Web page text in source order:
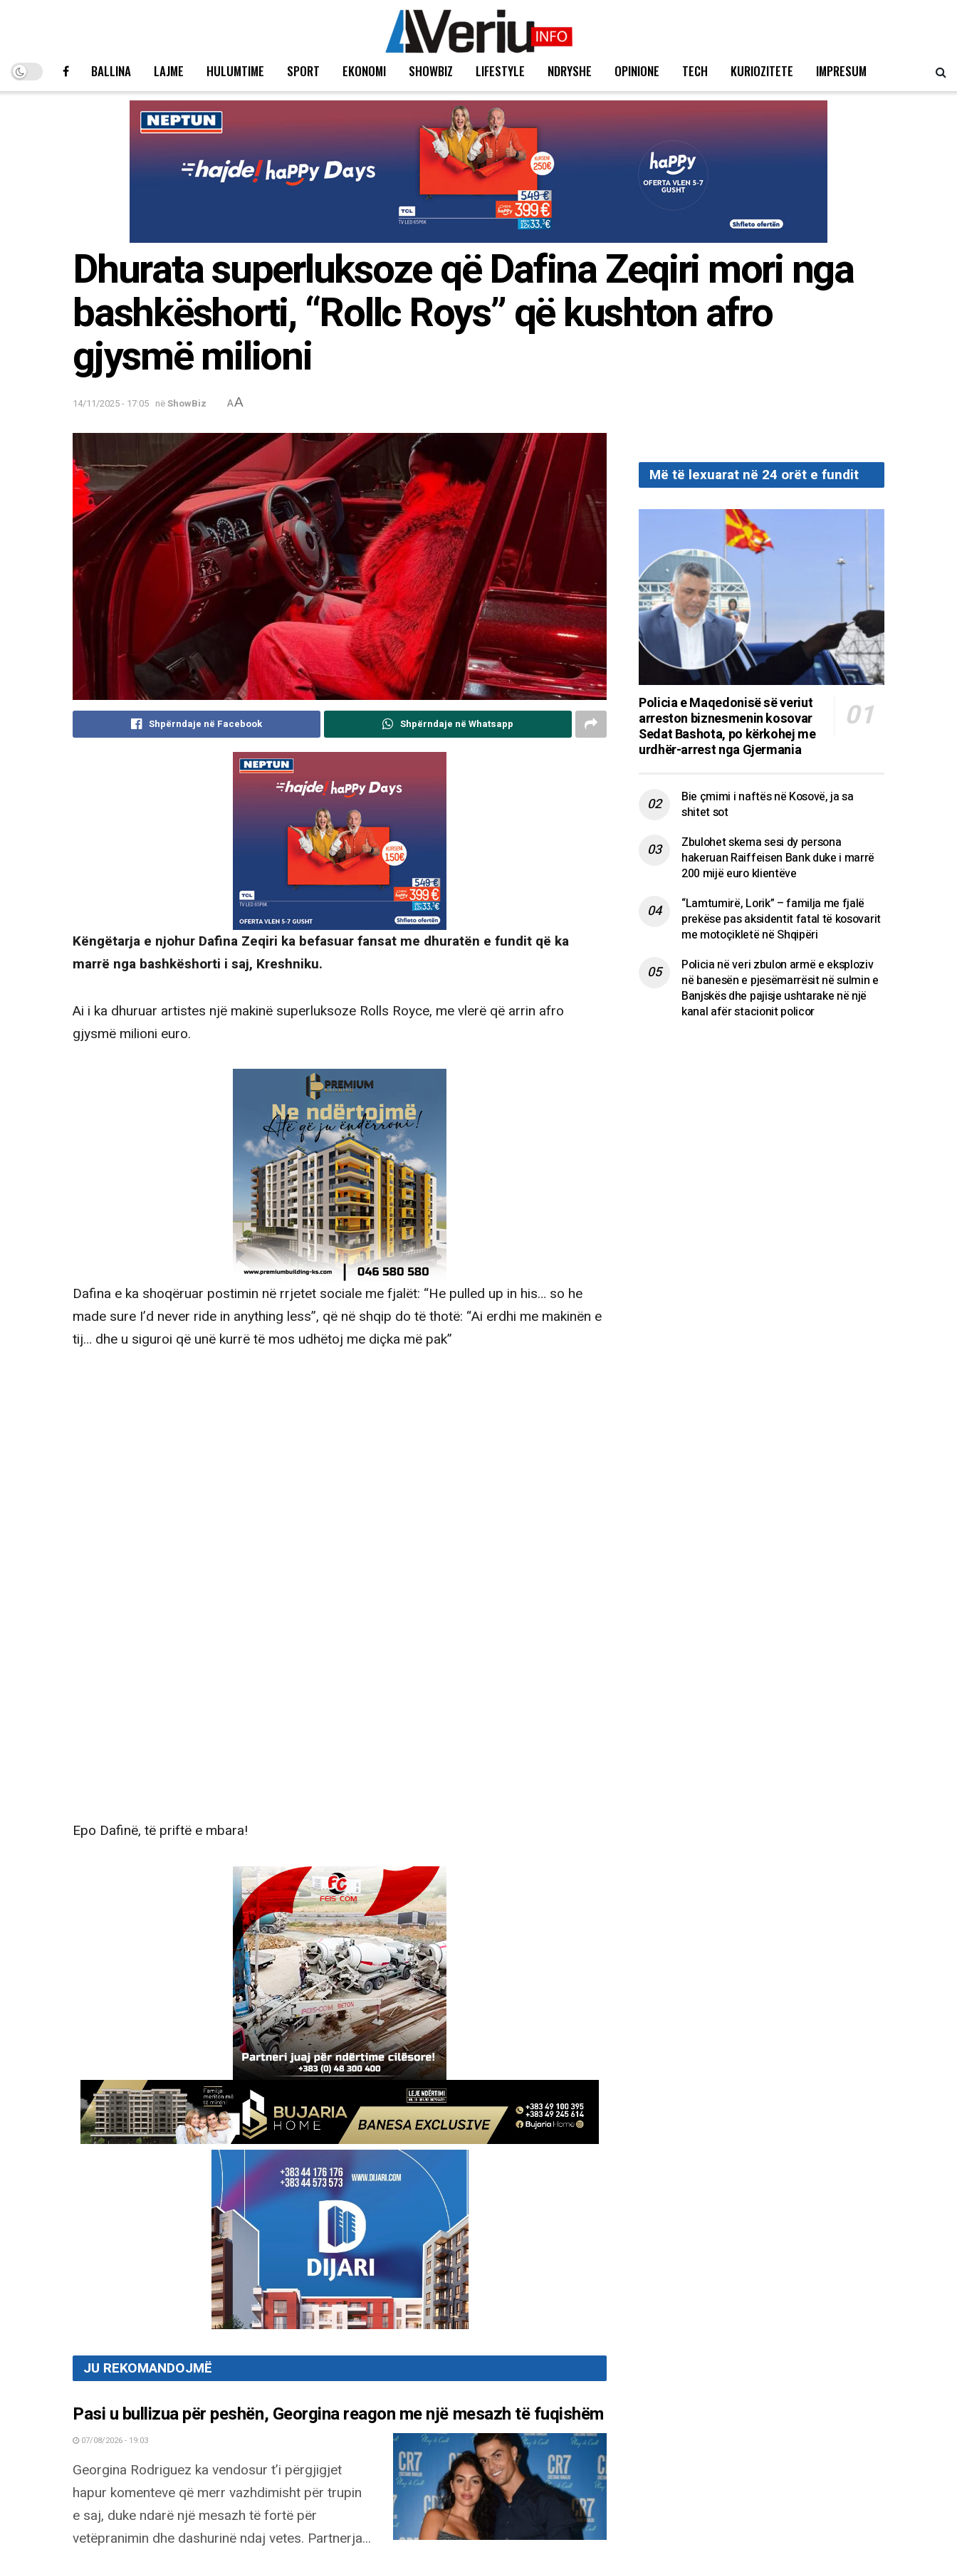
BALLINA LAJME HULUMTIME SPORT EKONOMI SHOWBIZ LIFESTYLE NDRYSHE OPINIONE TECH KURIOZITETE IMPRESUM
Dhurata superluksoze që Dafina Zeqiri mori nga
bashkëshorti, “Rollc Roys” që kushton afro
gjysmë milioni
14/11/2025 - 17:05 nëShowBiz AA
Shpërndaje në Facebook Shpërndaje në Whatsapp
Këngëtarja e njohur Dafina Zeqiri ka befasuar fansat me dhuratën e fundit që ka
marrë nga bashkëshorti i saj, Kreshniku.
Ai i ka dhuruar artistes një makinë superluksoze Rolls Royce, me vlerë që arrin afro
gjysmë milioni euro.
Dafina e ka shoqëruar postimin në rrjetet sociale me fjalët: “He pulled up in his… so he
made sure I’d never ride in anything less”, që në shqip do të thotë: “Ai erdhi me makinën e
tij… dhe u siguroi që unë kurrë të mos udhëtoj me diçka më pak”
Epo Dafinë, të priftë e mbara!
JU REKOMANDOJMË
Pasi u bullizua për peshën, Georgina reagon me një mesazh të fuqishëm
07/08/2026 - 19:03
Georgina Rodriguez ka vendosur t’i përgjigjet
hapur komenteve që merr vazhdimisht për trupin
e saj, duke ndarë një mesazh të fortë për
vetëpranimin dhe dashurinë ndaj vetes. Partnerja...
Më të lexuarat në 24 orët e fundit
Policia e Maqedonisë së veriut
arreston biznesmenin kosovar
Sedat Bashota, po kërkohej me
urdhër-arrest nga Gjermania
Bie çmimi i naftës në Kosovë, ja sa
shitet sot
Zbulohet skema sesi dy persona
hakeruan Raiffeisen Bank duke i marrë
200 mijë euro klientëve
“Lamtumirë, Lorik” – familja me fjalë
prekëse pas aksidentit fatal të kosovarit
me motoçikletë në Shqipëri
Policia në veri zbulon armë e eksploziv
në banesën e pjesëmarrësit në sulmin e
Banjskës dhe pajisje ushtarake në një
kanal afër stacionit policor